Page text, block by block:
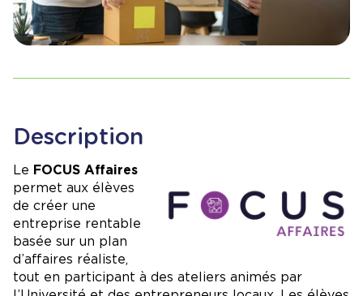
Description
Le FOCUS Affaires
permet aux élèves
de créer une
entreprise rentable
basée sur un plan
d’affaires réaliste,
tout en participant à des ateliers animés par